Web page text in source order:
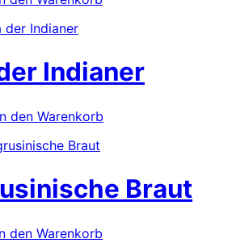
Indianer
den Warenkorb
Braut
den Warenkorb